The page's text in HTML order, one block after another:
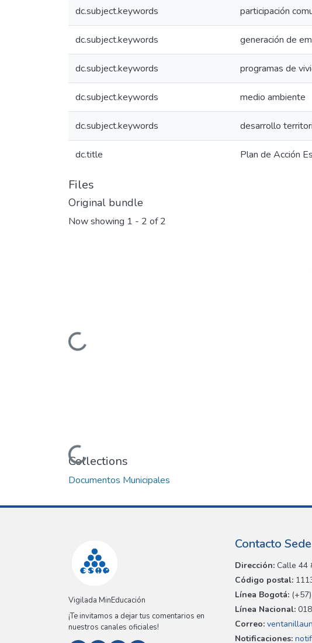
dc.subject.keywords participación
dc.subject.keywords generación de
dc.subject.keywords programas de
dc.subject.keywords medio ambiente
dc.subject.keywords desarrollo
dc.title Plan de Acción
Files
Original bundle
Now showing 1 - 2 of 2
Loading...
Loading...
Collections
Documentos Municipales
Vigilada MinEducación
¡Te invitamos a dejar tus comentarios en
nuestros canales oficiales!
Contacto
Dirección: Calle 44
Código postal:
Línea Bogotá:
Línea Nacional:
Correo:
Notificaciones: